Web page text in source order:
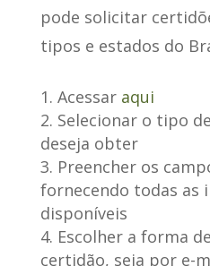
pode solicitar
tipos e estados do
Acessar aqui
Selecionar o tipo
deseja obter
Preencher os
fornecendo todas as
disponíveis
Escolher a forma
certidão, seja por e-